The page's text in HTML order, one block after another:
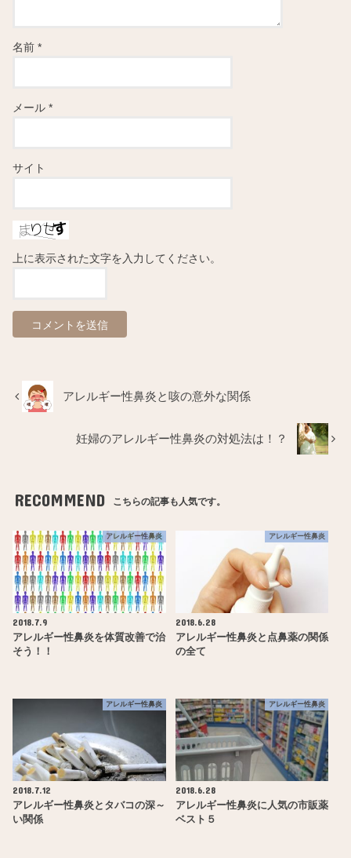
名前*
メール*
サイト
上に表示された文字を入力してください。
アレルギー性鼻炎と咳の意外な関係
妊婦のアレルギー性鼻炎の対処法は！？
RECOMMEND こちらの記事も人気です。
アレルギー性鼻炎
2018.7.9
アレルギー性鼻炎を体質改善で治
そう！！
アレルギー性鼻炎
2018.6.28
アレルギー性鼻炎と点鼻薬の関係
の全て
アレルギー性鼻炎
2018.7.12
アレルギー性鼻炎とタバコの深～
い関係
アレルギー性鼻炎
2018.6.28
アレルギー性鼻炎に人気の市販薬
ベスト５